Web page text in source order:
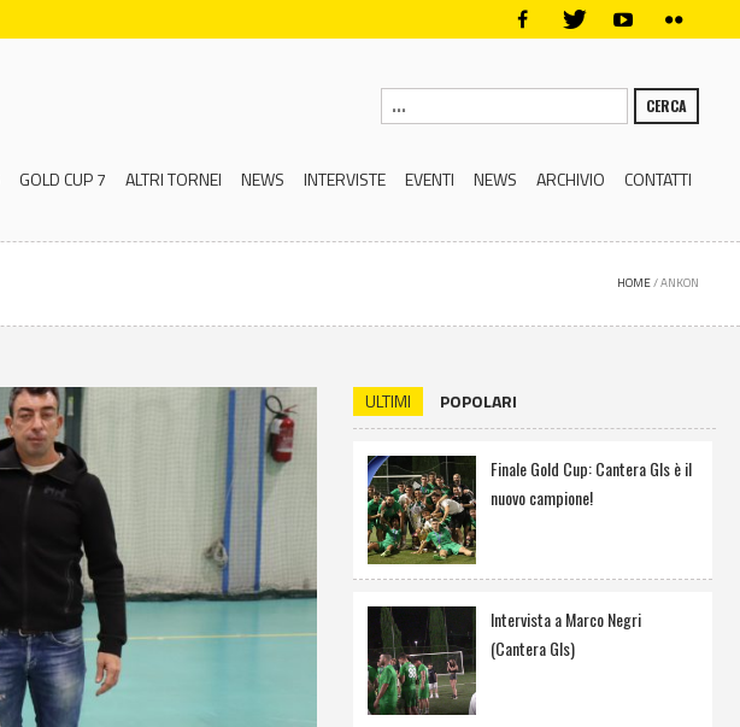
CERCA
GOLD CUP 7 ALTRI TORNEI NEWS INTERVISTE EVENTI NEWS ARCHIVIO CONTATTI
HOME/ANKON
ULTIMI POPOLARI
Finale Gold Cup: Cantera Gls è il
nuovo campione!
Intervista a Marco Negri
(Cantera Gls)